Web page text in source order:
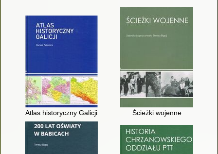
Atlas historyczny Galicji Ścieżki wojenne